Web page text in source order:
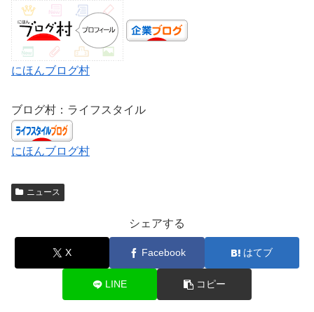
にほんブログ村
ブログ村：ライフスタイル
にほんブログ村
ニュース
シェアする
X Facebook はてブ
LINE コピー